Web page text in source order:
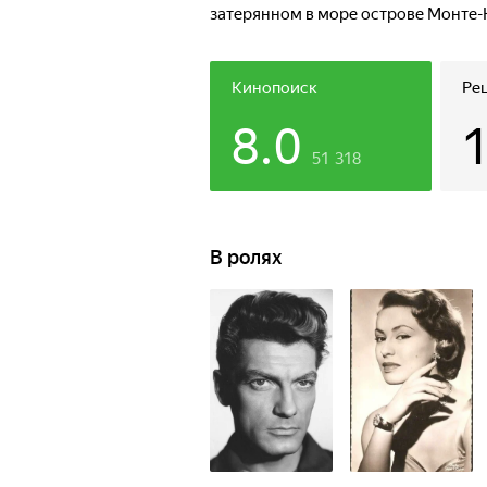
затерянном в море острове
свой город под именем Графа
теми, кто был причастен к его
Кинопоиск
8.0 51 318
В ролях